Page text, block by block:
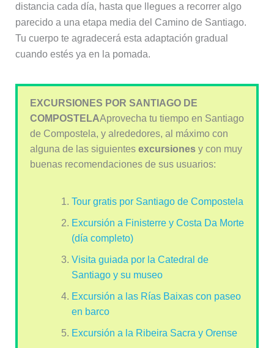
distancia cada día, hasta que llegues a recorrer algo
parecido a una etapa media del Camino de Santiago.
Tu cuerpo te agradecerá esta adaptación gradual
cuando estés ya en la pomada.
EXCURSIONES POR SANTIAGO DE
COMPOSTELAAprovecha tu tiempo en Santiago
de Compostela, y alrededores, al máximo con
alguna de las siguientes excursionesy con muy
buenas recomendaciones de sus usuarios:
Tour gratis por Santiago de Compostela
Excursión a Finisterre y Costa Da Morte
(día completo)
Visita guiada por la Catedral de
Santiago y su museo
Excursión a las Rías Baixas con paseo
en barco
Excursión a la Ribeira Sacra y Orense